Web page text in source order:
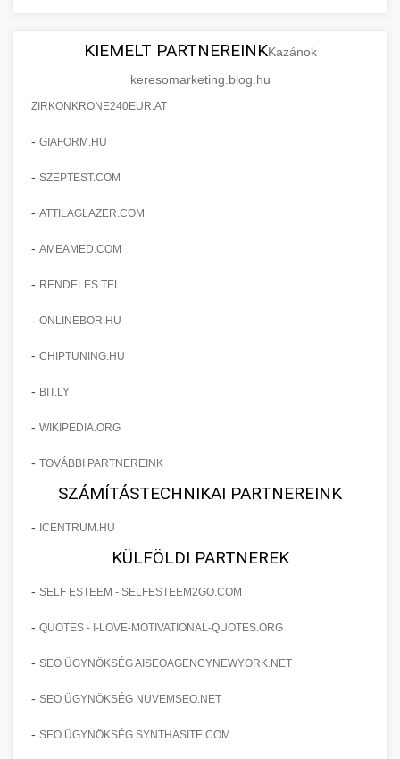
KIEMELT PARTNEREINKKazánok
keresomarketing.blog.hu
ZIRKONKRONE240EUR.AT
- GIAFORM.HU
- SZEPTEST.COM
- ATTILAGLAZER.COM
- AMEAMED.COM
- RENDELES.TEL
- ONLINEBOR.HU
- CHIPTUNING.HU
- BIT.LY
- WIKIPEDIA.ORG
- TOVÁBBI PARTNEREINK
SZÁMÍTÁSTECHNIKAI PARTNEREINK
- ICENTRUM.HU
KÜLFÖLDI PARTNEREK
- SELF ESTEEM - SELFESTEEM2GO.COM
- QUOTES - I-LOVE-MOTIVATIONAL-QUOTES.ORG
- SEO ÜGYNÖKSÉG AISEOAGENCYNEWYORK.NET
- SEO ÜGYNÖKSÉG NUVEMSEO.NET
- SEO ÜGYNÖKSÉG SYNTHASITE.COM